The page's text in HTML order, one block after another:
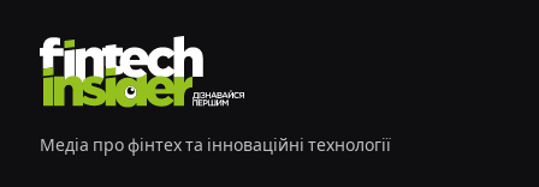
Медіа про фінтех та інноваційні технології